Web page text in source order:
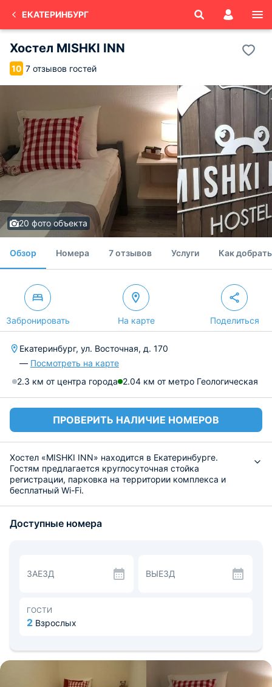
ЕКАТЕРИНБУРГ
Хостел MISHKI INN
10 7 отзывов гостей
20 фото объекта
Обзор Номера 7 отзывов Услуги Как
Забронировать На карте Поделиться
Екатеринбург, ул. Восточная, д. 170
— Посмотреть на карте
2.3 км от центра города 2.04 км от метро Геологическая
ПРОВЕРИТЬ НАЛИЧИЕ НОМЕРОВ
Хостел «MISHKI INN» находится в Екатеринбурге.
Гостям предлагается круглосуточная стойка
регистрации, парковка на территории комплекса и
бесплатный Wi-Fi.
техникой, а также кондиционером, общей ванной
ресторане поблизости. Отдыхающие могут
воспользоваться микроволновой печью в комнатах.
магазинов, а также до центра города. Есть
возможность ознакомиться с некоторыми
Доступные номера
ЗАЕЗД ВЫЕЗД
ГОСТИ
2 Взрослых